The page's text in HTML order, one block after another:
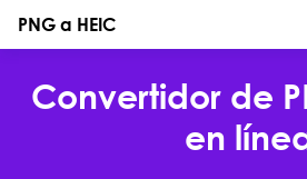
PNG a HEIC
Convertidor de
en